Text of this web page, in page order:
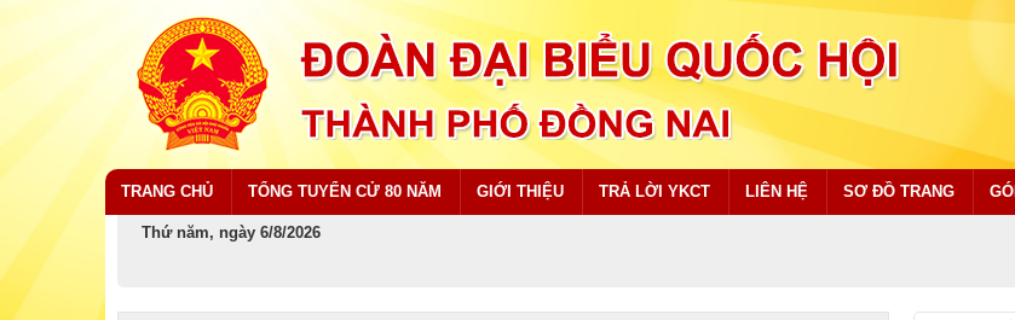
TRANG CHỦ TỔNG TUYỂN CỬ 80 NĂM GIỚI THIỆU TRẢ LỜI YKCT LIÊN HỆ SƠ ĐỒ TRANG
Thứ năm, ngày 6/8/2026